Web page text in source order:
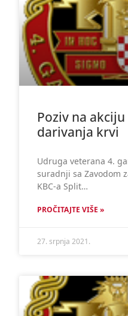
Poziv na
darivanja krvi
Udruga veterana 4.
suradnji sa Zavodom
KBC-a Split…
PROČITAJTE VIŠE »
27. srpnja 2021.